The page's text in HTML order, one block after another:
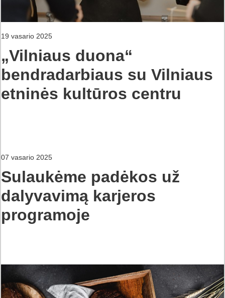
19 vasario 2025
„Vilniaus duona“
bendradarbiaus su Vilniaus
etninės kultūros centru
07 vasario 2025
Sulaukėme padėkos už
dalyvavimą karjeros
programoje